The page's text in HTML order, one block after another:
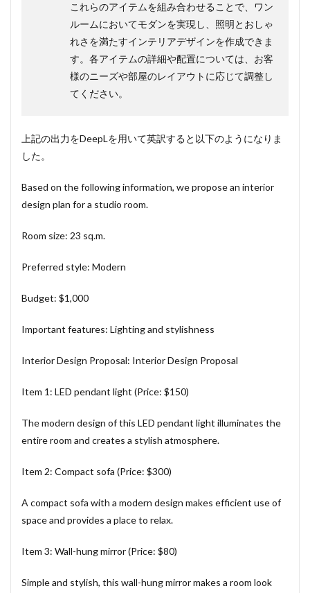
これらのアイテムを組み合わせることで、ワン
ルームにおいてモダンを実現し、照明とおしゃ
れさを満たすインテリアデザインを作成できま
す。各アイテムの詳細や配置については、お客
様のニーズや部屋のレイアウトに応じて調整し
てください。
上記の出力をDeepLを用いて英訳すると以下のようになりま
した。
Based on the following information, we propose an interior
design plan for a studio room.
Room size: 23 sq.m.
Preferred style: Modern
Budget: $1,000
Important features: Lighting and stylishness
Interior Design Proposal: Interior Design Proposal
Item 1: LED pendant light (Price: $150)
The modern design of this LED pendant light illuminates the
entire room and creates a stylish atmosphere.
Item 2: Compact sofa (Price: $300)
A compact sofa with a modern design makes efficient use of
space and provides a place to relax.
Item 3: Wall-hung mirror (Price: $80)
Simple and stylish, this wall-hung mirror makes a room look